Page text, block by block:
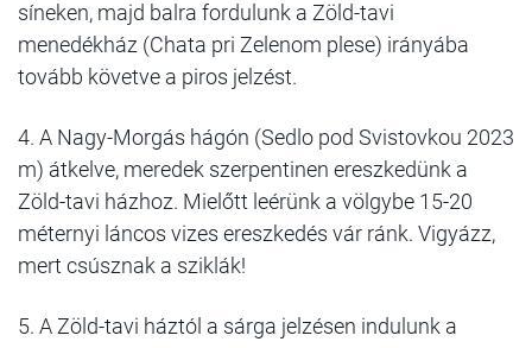
síneken, majd balra fordulunk a Zöld-tavi
menedékház (Chata pri Zelenom plese) irányába
tovább követve a piros jelzést.
4. A Nagy-Morgás hágón (Sedlo pod Svistovkou 2023
m) átkelve, meredek szerpentinen ereszkedünk a
Zöld-tavi házhoz. Mielőtt leérünk a völgybe 15-20
méternyi láncos vizes ereszkedés vár ránk. Vigyázz,
mert csúsznak a sziklák!
5. A Zöld-tavi háztól a sárga jelzésen indulunk a